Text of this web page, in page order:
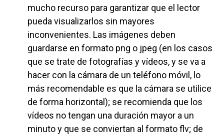
mucho recurso para garantizar que el lector
pueda visualizarlos sin mayores
inconvenientes. Las imágenes deben
guardarse en formato png o jpeg (en los casos
que se trate de fotografías y vídeos, y se va a
hacer con la cámara de un teléfono móvil, lo
más recomendable es que la cámara se utilice
de forma horizontal); se recomienda que los
vídeos no tengan una duración mayor a un
minuto y que se conviertan al formato flv; de